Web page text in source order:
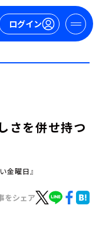
ログイン
さを併せ持つ
金曜日』
をシェア